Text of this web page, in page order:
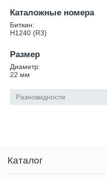
Каталожные номера
Биткин:
Н1240 (R3)
Размер
Диаметр:
22 мм
Разновидности
Каталог